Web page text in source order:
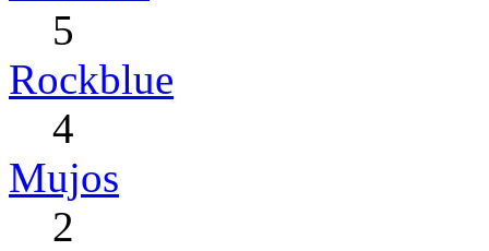
5
Rockblue
4
Mujos
2